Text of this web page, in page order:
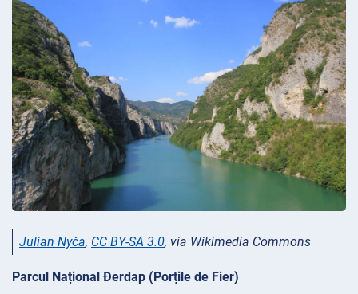
Julian Nyča, CC BY-SA 3.0, via Wikimedia Commons
Parcul Național Đerdap (Porțile de Fier)